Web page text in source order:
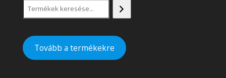
Tovább a termékekre